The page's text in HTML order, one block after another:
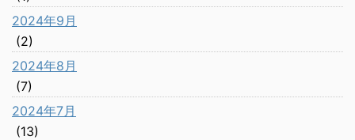
2024年9月
(2)
2024年8月
(7)
2024年7月
(13)